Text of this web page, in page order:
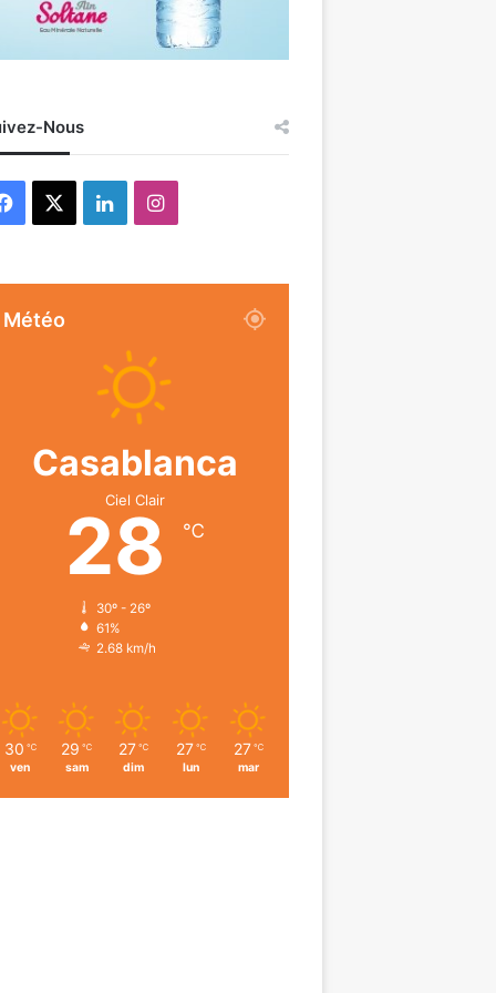
Nous
Facebook LinkedinInstagram
Météo
Casablanca
Ciel Clair
28 ℃
30º - 26º
61%
2.68 km/h
30 ℃
ven
29 ℃
sam
27 ℃
dim
27 ℃
lun
27 ℃
mar